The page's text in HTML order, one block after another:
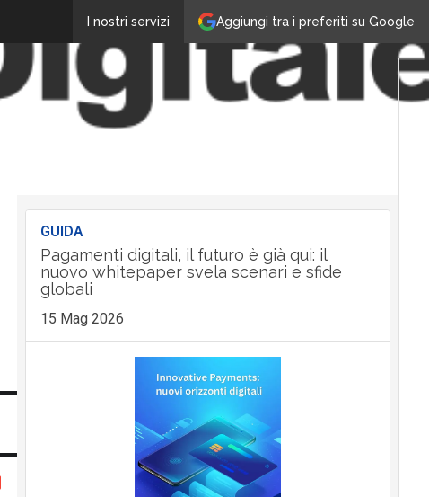
Aggiungi tra i preferiti su Google
I nostri servizi
GUIDA
Pagamenti digitali, il futuro è già qui: il
nuovo whitepaper svela scenari e sfide
globali
15 Mag 2026